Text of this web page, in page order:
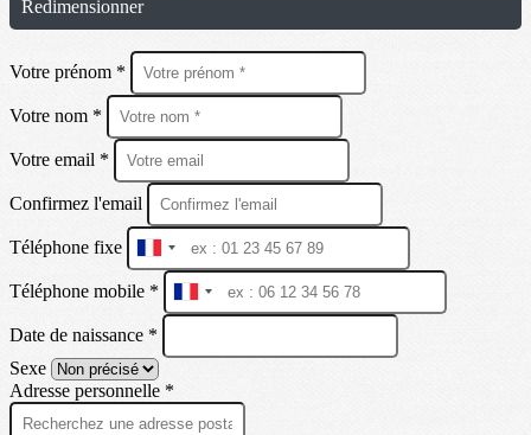
Redimensionner
Votre prénom *
Votre nom *
Votre email *
Confirmez l'email
Téléphone fixe
France
+33
Téléphone mobile *
France
+33
Date de naissance *
Sexe
Adresse personnelle *